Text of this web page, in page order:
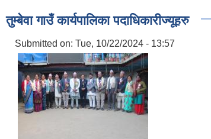
तुम्बेवा गाउँ कार्यपालिका पदाधिकारीज्यूहरु
Submitted on: Tue, 10/22/2024 - 13:57